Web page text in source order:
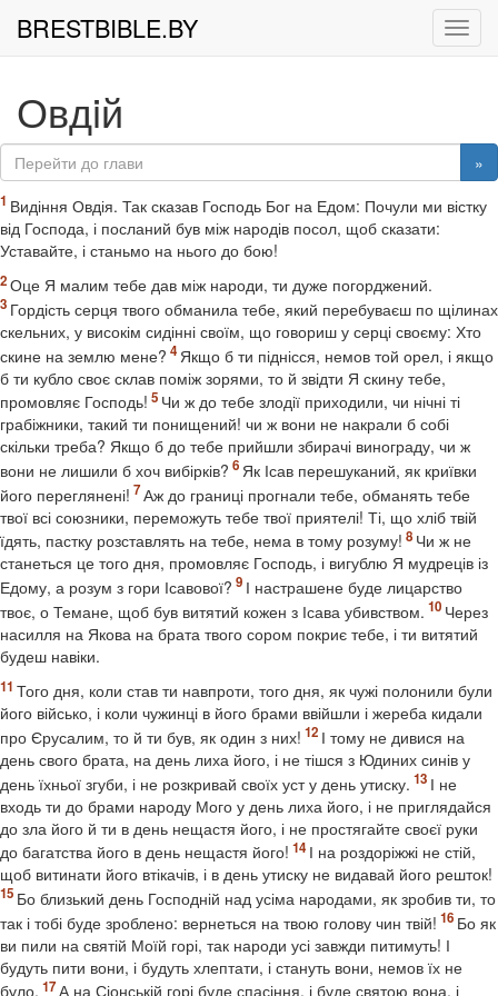
Рух
BRESTBIBLE.BY
Овдiй
»
Видіння Овдія. Так сказав Господь Бог на Едом: Почули ми вістку
від Господа, і посланий був між народів посол, щоб сказати:
Уставайте, і станьмо на нього до бою!
Оце Я малим тебе дав між народи, ти дуже погорджений.
Гордість серця твого обманила тебе, який перебуваєш по щілинах
скельних, у високім сидінні своїм, що говориш у серці своєму: Хто
скине на землю мене?
Якщо б ти піднісся, немов той орел, і якщо
б ти кубло своє склав поміж зорями, то й звідти Я скину тебе,
промовляє Господь!
Чи ж до тебе злодії приходили, чи нічні ті
грабіжники, такий ти понищений! чи ж вони не накрали б собі
скільки треба? Якщо б до тебе прийшли збирачі винограду, чи ж
вони не лишили б хоч вибірків?
Як Ісав перешуканий, як криївки
його переглянені!
Аж до границі прогнали тебе, обманять тебе
твої всі союзники, переможуть тебе твої приятелі! Ті, що хліб твій
їдять, пастку розставлять на тебе, нема в тому розуму!
Чи ж не
станеться це того дня, промовляє Господь, і вигублю Я мудреців із
Едому, а розум з гори Ісавової?
І настрашене буде лицарство
твоє, о Темане, щоб був витятий кожен з Ісава убивством.
Через
насилля на Якова на брата твого сором покриє тебе, і ти витятий
будеш навіки.
Того дня, коли став ти навпроти, того дня, як чужі полонили були
його військо, і коли чужинці в його брами ввійшли і жереба кидали
про Єрусалим, то й ти був, як один з них!
І тому не дивися на
день свого брата, на день лиха його, і не тішся з Юдиних синів у
день їхньої згуби, і не розкривай своїх уст у день утиску.
І не
входь ти до брами народу Мого у день лиха його, і не приглядайся
до зла його й ти в день нещастя його, і не простягайте своєї руки
до багатства його в день нещастя його!
І на роздоріжжі не стій,
щоб витинати його втікачів, і в день утиску не видавай його решток!
Бо близький день Господній над усіма народами, як зробив ти, то
так і тобі буде зроблено: вернеться на твою голову чин твій!
Бо як
ви пили на святій Моїй горі, так народи усі завжди питимуть! І
будуть пити вони, і будуть хлептати, і стануть вони, немов їх не
було.
А на Сіонській горі буде спасіння, і буде святою вона, і